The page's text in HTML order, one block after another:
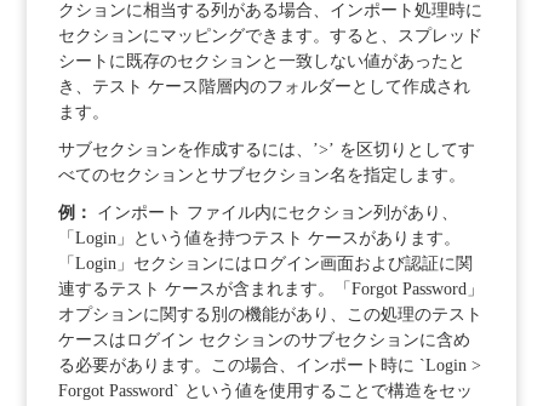
クションに相当する列がある場合、インポート処理時に
セクションにマッピングできます。すると、スプレッド
シートに既存のセクションと一致しない値があったと
き、テスト ケース階層内のフォルダーとして作成され
ます。
サブセクションを作成するには、’>’ を区切りとしてす
べてのセクションとサブセクション名を指定します。
例：
インポート ファイル内にセクション列があり、
「Login」という値を持つテスト ケースがあります。
「Login」セクションにはログイン画面および認証に関
連するテスト ケースが含まれます。「Forgot Password」
オプションに関する別の機能があり、この処理のテスト
ケースはログイン セクションのサブセクションに含め
る必要があります。この場合、インポート時に `Login >
Forgot Password` という値を使用することで構造をセッ